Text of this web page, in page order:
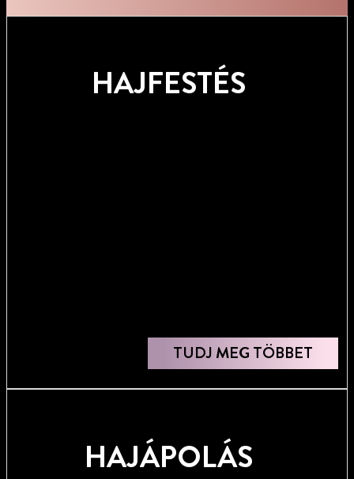
HAJFESTÉS
TUDJ MEG TÖBBET
HAJÁPOLÁS